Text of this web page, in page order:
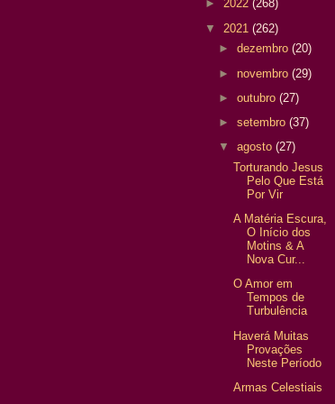
► 2022 (268)
▼ 2021 (262)
►dezembro(20)
► novembro(29)
►outubro(27)
►setembro(37)
▼agosto(27)
Torturando Jesus
Pelo Que Está
Por Vir
A Matéria Escura,
O Início dos
Motins & A
Nova Cur...
O Amor em
Tempos de
Turbulência
Haverá Muitas
Provações
Neste Período
Armas Celestiais